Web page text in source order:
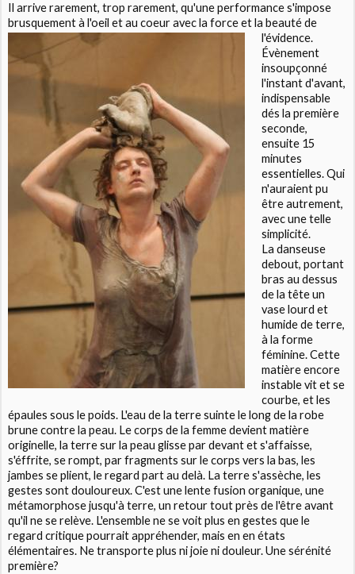
Il arrive rarement, trop rarement, qu'une performance s'impose
brusquement à l'oeil et au coeur avec la force et la beauté de
l'évidence.
Évènement
insoupçonné
l'instant d'avant,
indispensable
dés la première
seconde,
ensuite 15
minutes
essentielles. Qui
n'auraient pu
être autrement,
avec une telle
simplicité.
La danseuse
debout, portant
bras au dessus
de la tête un
vase lourd et
humide de terre,
à la forme
féminine. Cette
matière encore
instable vit et se
courbe, et les
épaules sous le poids. L'eau de la terre suinte le long de la robe
brune contre la peau. Le corps de la femme devient matière
originelle, la terre sur la peau glisse par devant et s'affaisse,
s'éffrite, se rompt, par fragments sur le corps vers la bas, les
jambes se plient, le regard part au delà. La terre s'assèche, les
gestes sont douloureux. C'est une lente fusion organique, une
métamorphose jusqu'à terre, un retour tout près de l'être avant
qu'il ne se relève. L'ensemble ne se voit plus en gestes que le
regard critique pourrait appréhender, mais en en états
élémentaires. Ne transporte plus ni joie ni douleur. Une sérénité
première?